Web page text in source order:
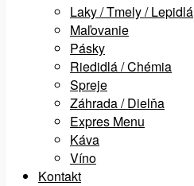
Laky / Tmely / Lepidlá
Maľovanie
Pásky
Riedidlá / Chémia
Spreje
Záhrada / Dielňa
Expres Menu
Káva
Víno
Kontakt